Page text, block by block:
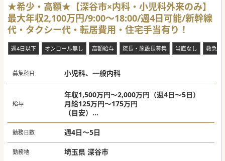
★希少・高額★【深谷市×内科・小児科外来のみ】
最大年収2,100万円/9:00～18:00/週4日可能/新幹線
代・タクシー代・転居費用・住宅手当有り！
週4日以下 オンコール無し 高額給与 院長・施設長募集 当直なし 救急対
募集科目 小児科、一般内科
給与
年収1,500万円～2,000万円（週4日～5日）
月給125万円～175万円
（目安）
週4日：1,500万円程度～
週5日：1,900万円程度～
※訪問診療もご対応いただける場合は＋200万
円ほどの上乗せ可能。
勤務日数 週4日～5日
勤務地 埼玉県 深谷市